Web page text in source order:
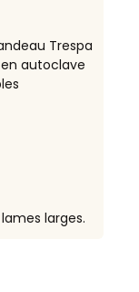
Trespa
autoclave
larges.